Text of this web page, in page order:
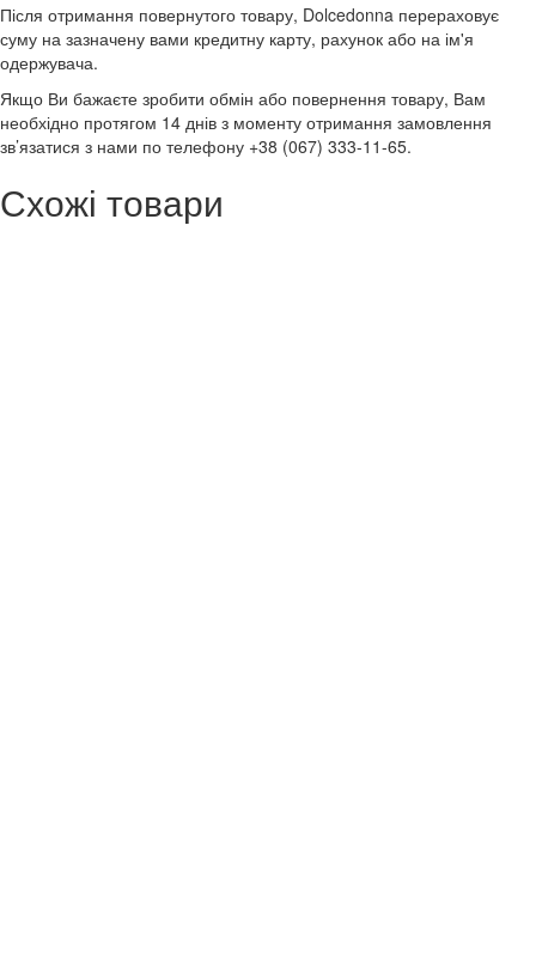
Після отримання повернутого товару, Dolcedonna перераховує
суму на зазначену вами кредитну карту, рахунок або на ім'я
одержувача.
Якщо Ви бажаєте зробити обмін або повернення товару, Вам
необхідно протягом 14 днів з моменту отримання замовлення
зв’язатися з нами по телефону +38 (067) 333-11-65.
Схожі товари